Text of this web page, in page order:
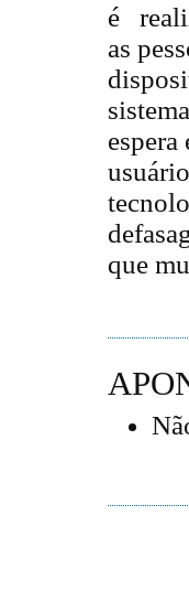
é
as
que